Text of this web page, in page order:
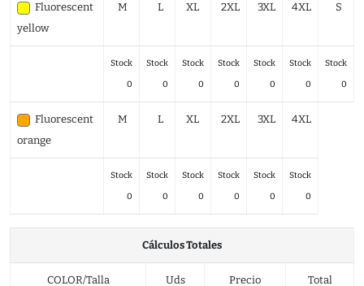
Fluorescent
yellow
M L XL 2XL 3XL 4XL S
Stock
0
Stock
0
Stock
0
Stock
0
Stock
0
Stock
0
Stock
0
Fluorescent
orange
M L XL 2XL 3XL 4XL
Stock
0
Stock
0
Stock
0
Stock
0
Stock
0
Stock
0
Cálculos Totales
COLOR/Talla Uds Precio Total